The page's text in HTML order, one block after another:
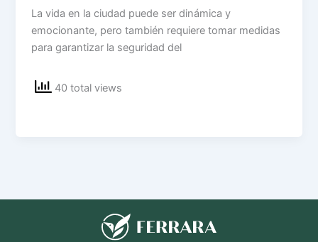
La vida en la ciudad puede ser dinámica y
emocionante, pero también requiere tomar medidas
para garantizar la seguridad del
40 total views